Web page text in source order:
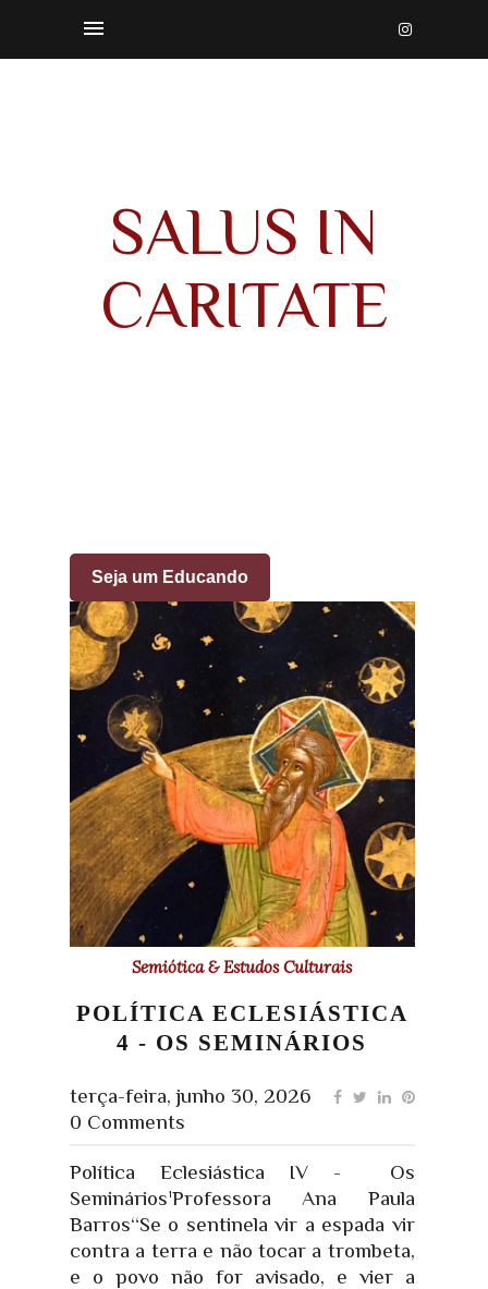
SALUS IN
CARITATE
Seja um Educando
Semiótica & Estudos Culturais
POLÍTICA ECLESIÁSTICA
4 - OS SEMINÁRIOS
terça-feira, junho 30, 2026
0 Comments
Política Eclesiástica IV - Os
Seminários¹Professora Ana Paula
Barros“Se o sentinela vir a espada vir
contra a terra e não tocar a trombeta,
e o povo não for avisado, e vier a